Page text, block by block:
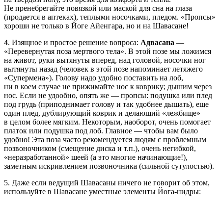
Не пренебрегайте повязкой или маской для сна на глаза
(продается в аптеках), теплыми носочками, пледом. «Пропсы»
хороши не только в Йоге Айенгара, но и на Шавасане!
4. Изящное и простое решение вопроса: Адвасана —
«Перевернутая поза мертвого тела». В этой позе мы ложимся
на живот, руки вытянуты вперед, над головой, носочки ног
вытянуты назад (человек в этой позе напоминает летяжего
«Супермена»). Голову надо удобно поставить на лоб,
ни в коем случае не прижимайте нос к коврику; дышим через
нос. Если не удообно, опять же — пропсы: подушка или плед
под грудь (приподнимает голову и так удобнее дышать), еще
один плед, дублирующий коврик и делающий «лежбище»
в целом более мягким. Некоторым, наоборот, очень помогает
платок или подушка под лоб. Главное — чтобы вам было
удобно! Эта поза часто рекомендуется людям с проблемным
позвоночником (смещение диска и т.п.), очень негибкой,
«неразработанной» шеей (а это многие начинающие!),
заметным искривлением позвоночника (сильной сутулостью).
5. Даже если ведущий Шавасаны ничего не говорит об этом,
используйте в Шавасане уместные элементы Йога-нидры: